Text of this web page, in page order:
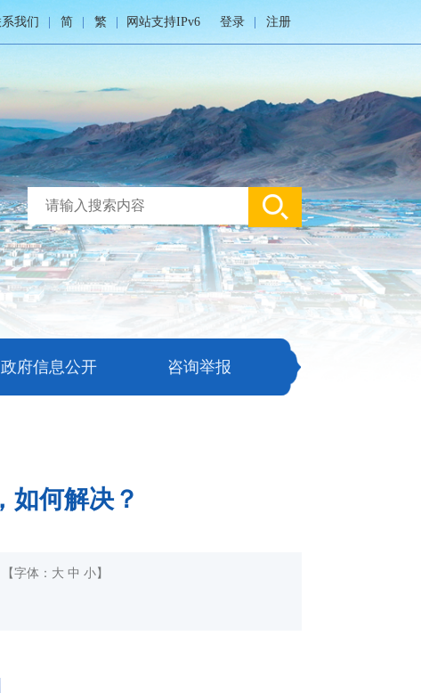
登录 注册
网站支持IPv6
我们 简 繁
政府信息公开 咨询举报
如何解决？
字体： 大 中 小 】